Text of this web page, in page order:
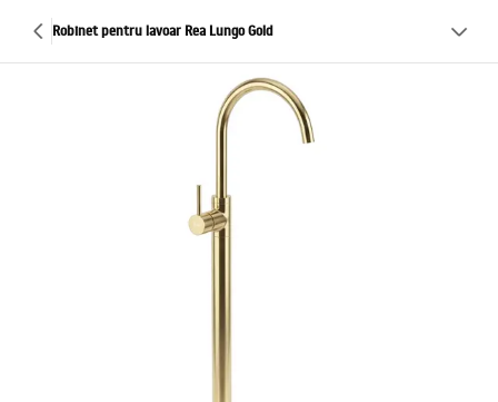
Robinet pentru lavoar Rea Lungo Gold